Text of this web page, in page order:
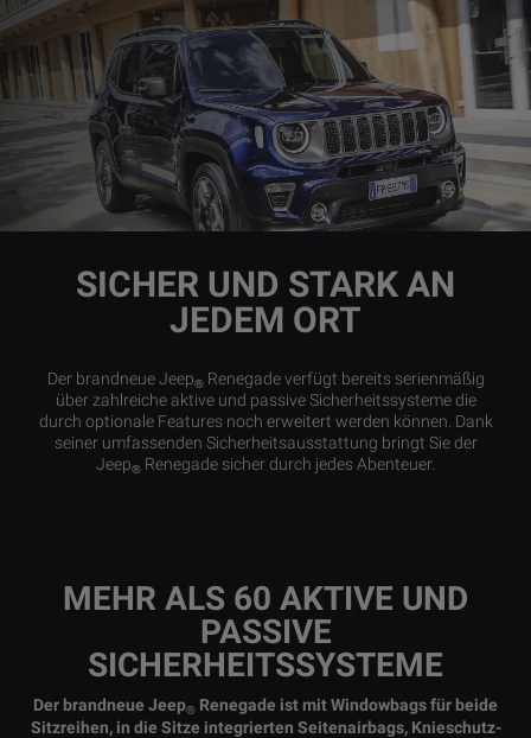
SICHER UND STARK AN
JEDEM ORT
Der brandneue Jeep®Renegade verfügt bereits serienmäßig
über zahlreiche aktive und passive Sicherheitssysteme die
durch optionale Features noch erweitert werden können. Dank
seiner umfassenden Sicherheitsausstattung bringt Sie der
Jeep® Renegade sicher durch jedes Abenteuer.
MEHR ALS 60 AKTIVE UND
PASSIVE
SICHERHEITSSYSTEME
Der brandneue Jeep® Renegade ist mit Windowbags für beide
Sitzreihen, in die Sitze integrierten Seitenairbags, Knieschutz-